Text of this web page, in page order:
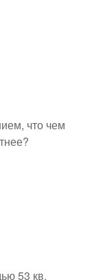
что чем
53 кв.